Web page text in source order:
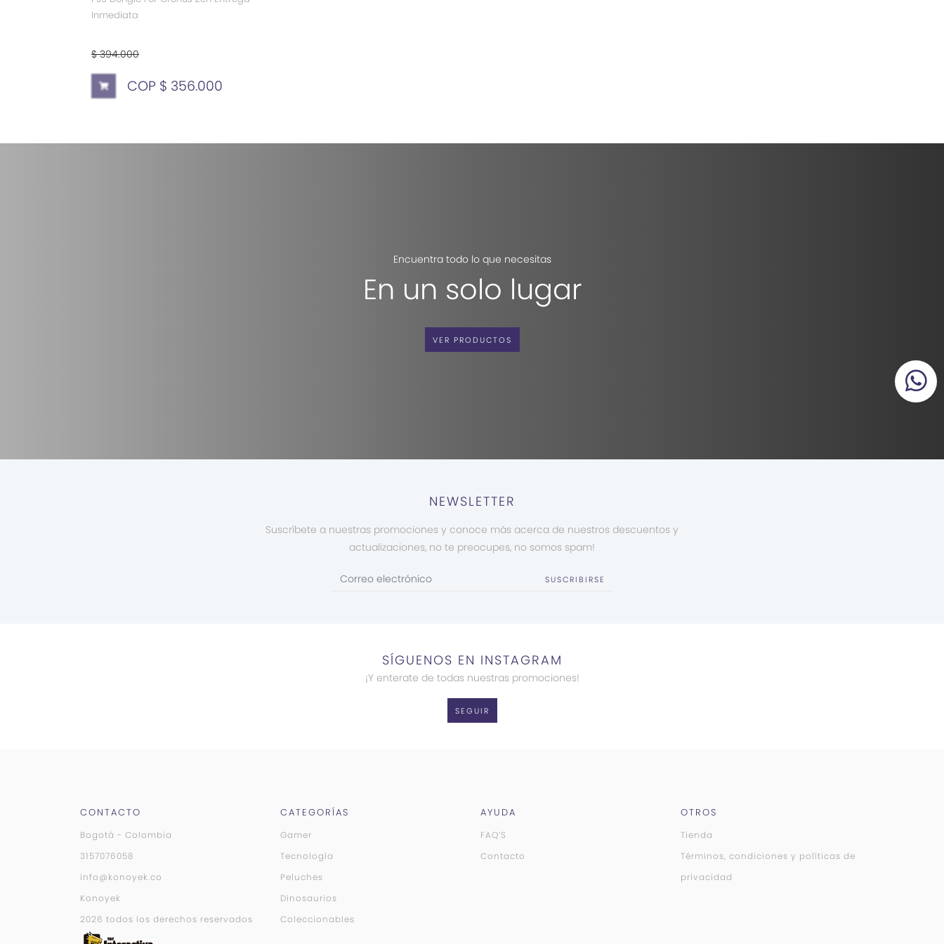
Inmediata
$ 394.000
COP $ 356.000
Encuentra todo lo que necesitas
En un solo lugar
VER PRODUCTOS
NEWSLETTER
Suscríbete a nuestras promociones y conoce más acerca de nuestros descuentos y
actualizaciones, no te preocupes, no somos spam!
SUSCRIBIRSE
SÍGUENOS EN INSTAGRAM
¡Y enterate de todas nuestras promociones!
SEGUIR
CONTACTO
Bogotá - Colombia
3157076058
info@konoyek.co
Konoyek
2026 todos los derechos reservados
CATEGORÍAS
Gamer
Tecnología
Peluches
Dinosaurios
Coleccionables
AYUDA
FAQ’S
Contacto
OTROS
Tienda
Términos, condiciones y políticas de
privacidad